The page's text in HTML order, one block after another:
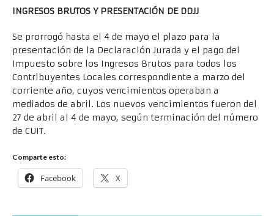
INGRESOS BRUTOS Y PRESENTACIÓN DE DDJJ
Se prorrogó hasta el 4 de mayo el plazo para la
presentación de la Declaración Jurada y el pago del
Impuesto sobre los Ingresos Brutos para todos los
Contribuyentes Locales correspondiente a marzo del
corriente año, cuyos vencimientos operaban a
mediados de abril. Los nuevos vencimientos fueron del
27 de abril al 4 de mayo, según terminación del número
de CUIT.
Comparte esto:
Facebook X